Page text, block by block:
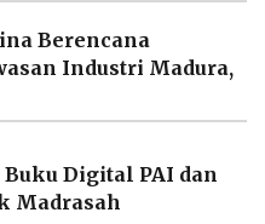
Berencana
Industri Madura,
Digital PAI dan
Madrasah